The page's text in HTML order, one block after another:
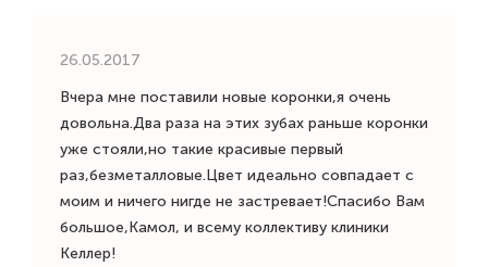
26.05.2017
Вчера мне поставили новые коронки,я очень
довольна.Два раза на этих зубах раньше коронки
уже стояли,но такие красивые первый
раз,безметалловые.Цвет идеально совпадает с
моим и ничего нигде не застревает!Спасибо Вам
большое,Камол, и всему коллективу клиники
Келлер!